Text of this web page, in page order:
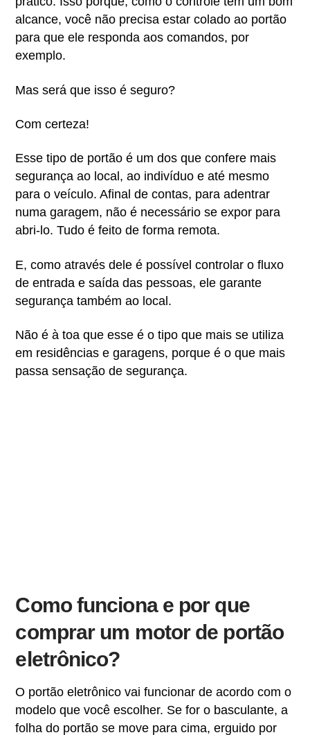
alcance, você não precisa estar colado ao portão
para que ele responda aos comandos, por
exemplo.
Mas será que isso é seguro?
Com certeza!
Esse tipo de portão é um dos que confere mais
segurança ao local, ao indivíduo e até mesmo
para o veículo. Afinal de contas, para adentrar
numa garagem, não é necessário se expor para
abri-lo. Tudo é feito de forma remota.
E, como através dele é possível controlar o fluxo
de entrada e saída das pessoas, ele garante
segurança também ao local.
Não é à toa que esse é o tipo que mais se utiliza
em residências e garagens, porque é o que mais
passa sensação de segurança.
Como funciona e por que
comprar um motor de portão
eletrônico?
O portão eletrônico vai funcionar de acordo com o
modelo que você escolher. Se for o basculante, a
folha do portão se move para cima, erguido por